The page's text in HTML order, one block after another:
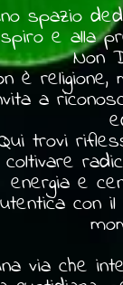
spazio
e alla
Non
è religione,
a
trovi
coltivare
energia e
con
via che